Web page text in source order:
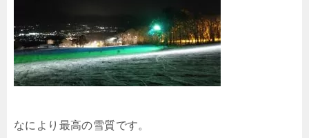
なにより最高の雪質です。